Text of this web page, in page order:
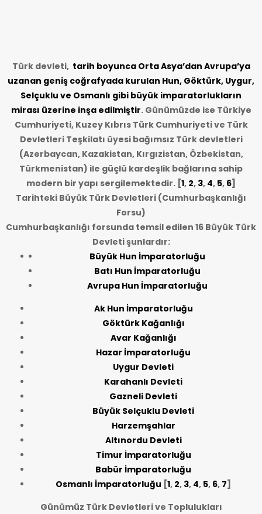
Türk devleti, tarih boyunca Orta Asya’dan Avrupa’ya
uzanan geniş coğrafyada kurulan Hun, Göktürk, Uygur,
Selçuklu ve Osmanlı gibi büyük imparatorlukların
mirası üzerine inşa edilmiştir. Günümüzde ise Türkiye
Cumhuriyeti, Kuzey Kıbrıs Türk Cumhuriyeti ve Türk
Devletleri Teşkilatı üyesi bağımsız Türk devletleri
(Azerbaycan, Kazakistan, Kırgızistan, Özbekistan,
Türkmenistan) ile güçlü kardeşlik bağlarına sahip
modern bir yapı sergilemektedir. [1, 2, 3, 4, 5, 6]
Tarihteki Büyük Türk Devletleri (Cumhurbaşkanlığı
Forsu)
Cumhurbaşkanlığı forsunda temsil edilen 16 Büyük Türk
Devleti şunlardır:
Büyük Hun İmparatorluğu
Batı Hun İmparatorluğu
Avrupa Hun İmparatorluğu
Ak Hun İmparatorluğu
Göktürk Kağanlığı
Avar Kağanlığı
Hazar İmparatorluğu
Uygur Devleti
Karahanlı Devleti
Gazneli Devleti
Büyük Selçuklu Devleti
Harzemşahlar
Altınordu Devleti
Timur İmparatorluğu
Babür İmparatorluğu
Osmanlı İmparatorluğu [1, 2, 3, 4, 5, 6, 7]
Günümüz Türk Devletleri ve Toplulukları